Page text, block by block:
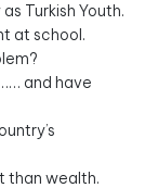
Turkish Youth.
at school.
and have
wealth.